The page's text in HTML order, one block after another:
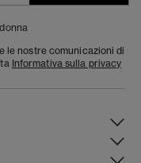
le nostre comunicazioni di
Informativa sulla privacy